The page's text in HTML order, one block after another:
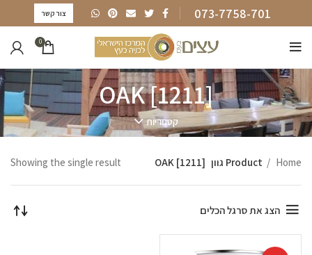
073-7758-701 צור קשר
0
OAK [1211]
קטגוריות
Home Product גוון OAK [1211]
Showing the single result
הצג את סרגל הכלים